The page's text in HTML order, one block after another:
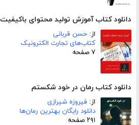
دانلود کتاب آموزش تولید محتوای باکیفیت
از: حسن قربانی
کتاب‌های تجارت الکترونیک
۷ صفحه
دانلود کتاب رمان در خود شکستم
از: فیروزه شیرازی
دانلود رایگان بهترین رمان‌ها
۲۹۱ صفحه